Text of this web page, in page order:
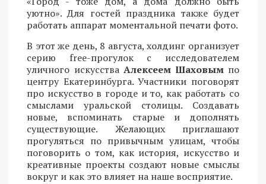
уютно». Для гостей праздника также будет
работать аппарат моментальной печати фото.
В этот же день, 8 августа, холдинг организует
серию free-прогулок с исследователем
уличного искусства Алексеем Шаховым по
центру Екатеринбурга. Участники поговорят
про искусство в городе и то, как работать со
смыслами уральской столицы. Создавать
новые, вспоминать старые и дополнять
существующие. Желающих приглашают
прогуляться по привычным улицам, чтобы
поговорить о том, как история, искусство и
креативные проекты создают новые смыслы
вокруг и как это влияет на наше восприятие.